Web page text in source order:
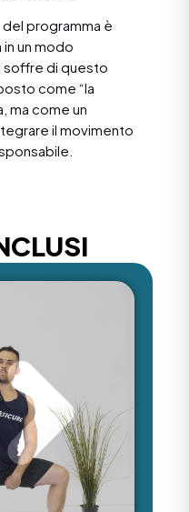
programma è
un modo
soffre di questo
come “la
ma come un
il movimento